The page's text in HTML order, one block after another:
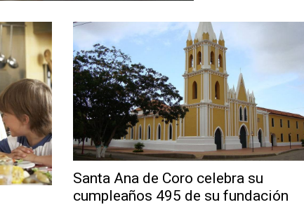
Santa Ana de Coro celebra su
cumpleaños 495 de su fundación